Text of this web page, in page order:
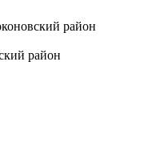
район
район